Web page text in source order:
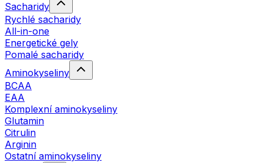
Sacharidy
Rychlé sacharidy
All-in-one
Energetické gely
Pomalé sacharidy
Aminokyseliny
BCAA
EAA
Komplexní aminokyseliny
Glutamin
Citrulin
Arginin
Ostatní aminokyseliny